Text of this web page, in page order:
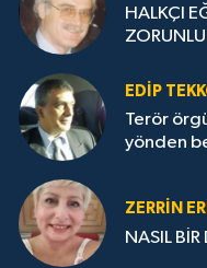
HALKÇI
EDIP
Terör
yönden
ZERRIN
NASIL